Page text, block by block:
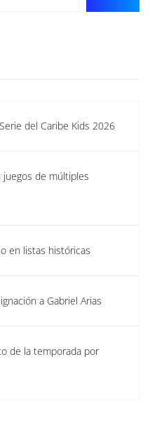
del Caribe Kids 2026
juegos de múltiples
en listas históricas
a Gabriel Arias
de la temporada por